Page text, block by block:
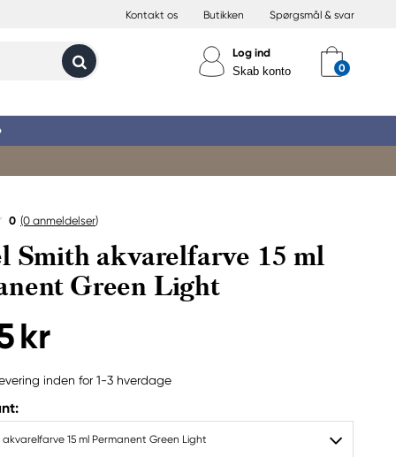
Kontakt os Butikken Spørgsmål & svar
Log ind
Skab konto
0 (0 anmeldelser)
Smith akvarelfarve 15 ml
Green Light
kr
inden for 1-3 hverdage
15 ml Permanent Green Light